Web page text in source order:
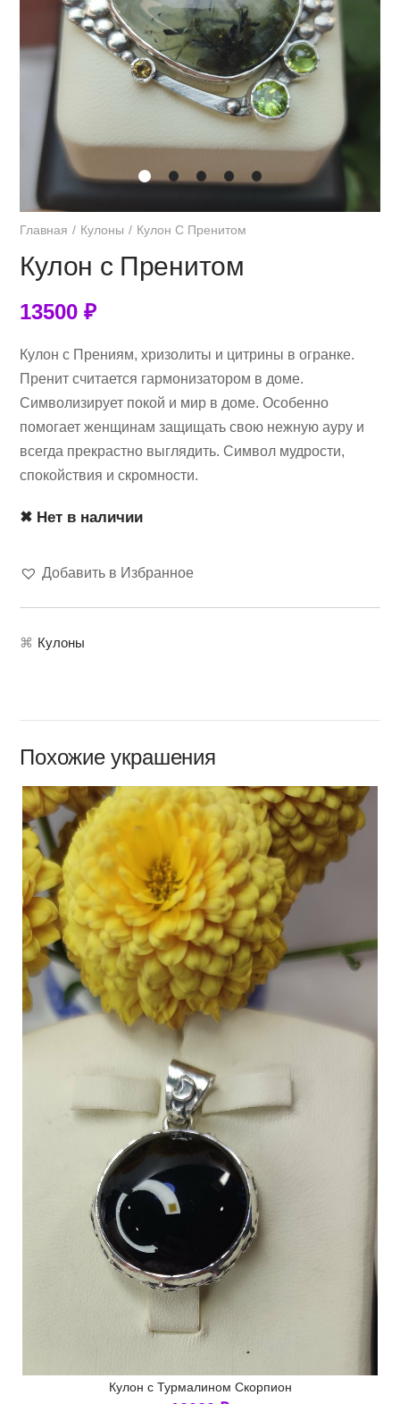
Главная Кулоны Кулон С Пренитом
Кулон с Пренитом
13500₽
Кулон с Прениям, хризолиты и цитрины в огранке.
Пренит считается гармонизатором в доме.
Символизирует покой и мир в доме. Особенно
помогает женщинам защищать свою нежную ауру и
всегда прекрастно выглядить. Символ мудрости,
спокойствия и скромности.
✖ Нет в наличии
Добавить в Избранное
⌘ Кулоны
Похожие украшения
Кулон с Турмалином Скорпион